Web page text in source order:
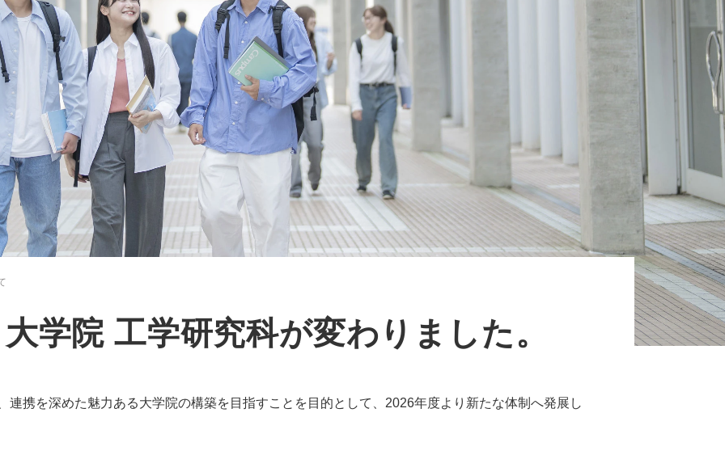
大学院 工学研究科が変わりました。
連携を深めた魅力ある大学院の構築を目指すことを目的として、2026年度より新たな体制へ発展し